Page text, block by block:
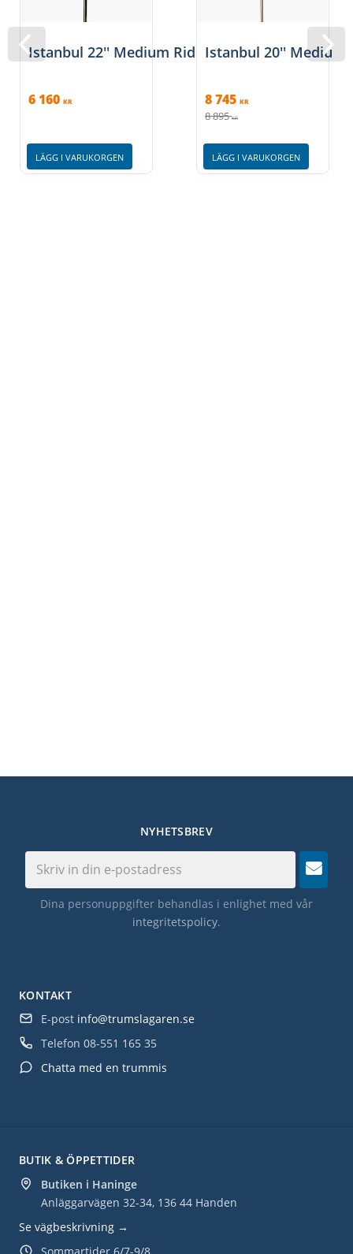
Istanbul 22'' Medium Ride
6 160 KR
LÄGG I VARUKORGEN
Istanbul 20'' Medium
8 745 KR
8 895 KR
LÄGG I VARUKORGEN
BUTIK & ÖPPETTIDER
Butiken i Haninge
Anläggarvägen 32-34, 136 44 Handen
Se vägbeskrivning →
KONTAKT
E-post info@trumslagaren.se
Telefon 08-551 165 35
Chatta med en trummis
NYHETSBREV
Dina personuppgifter behandlas i enlighet med vår
integritetspolicy.